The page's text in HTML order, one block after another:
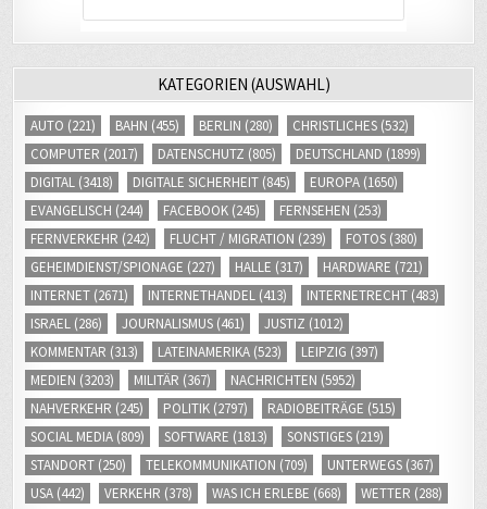
KATEGORIEN (AUSWAHL)
AUTO (221) BAHN (455) BERLIN (280) CHRISTLICHES (532)
COMPUTER (2017) DATENSCHUTZ (805) DEUTSCHLAND (1899)
DIGITAL (3418) DIGITALE SICHERHEIT (845) EUROPA (1650)
EVANGELISCH (244) FACEBOOK (245) FERNSEHEN (253)
FERNVERKEHR (242) FLUCHT / MIGRATION (239) FOTOS (380)
GEHEIMDIENST/SPIONAGE (227) HALLE (317) HARDWARE (721)
INTERNET (2671) INTERNETHANDEL (413) INTERNETRECHT (483)
ISRAEL (286) JOURNALISMUS (461) JUSTIZ (1012)
KOMMENTAR (313) LATEINAMERIKA (523) LEIPZIG (397)
MEDIEN (3203) MILITÄR (367) NACHRICHTEN (5952)
NAHVERKEHR (245) POLITIK (2797) RADIOBEITRÄGE (515)
SOCIAL MEDIA (809) SOFTWARE (1813) SONSTIGES (219)
STANDORT (250) TELEKOMMUNIKATION (709) UNTERWEGS (367)
USA (442) VERKEHR (378) WAS ICH ERLEBE (668) WETTER (288)